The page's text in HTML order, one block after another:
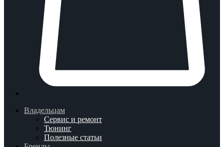
Владельцам
Сервис и ремонт
Тюнинг
Полезные статьи